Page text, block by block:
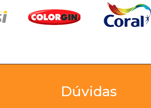
Dúvidas